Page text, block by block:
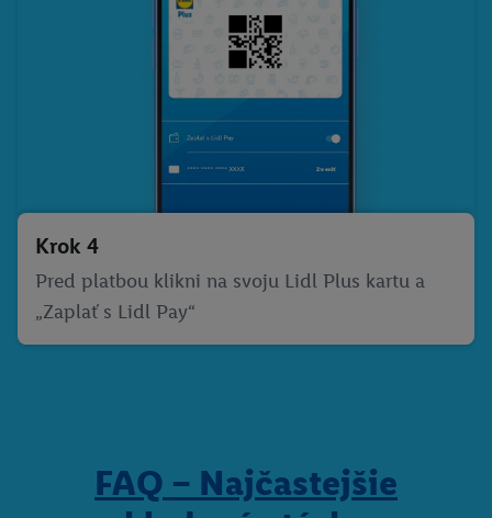
Krok 4
Pred platbou klikni na svoju Lidl Plus kartu a
„Zaplať s Lidl Pay“
FAQ – Najčastejšie